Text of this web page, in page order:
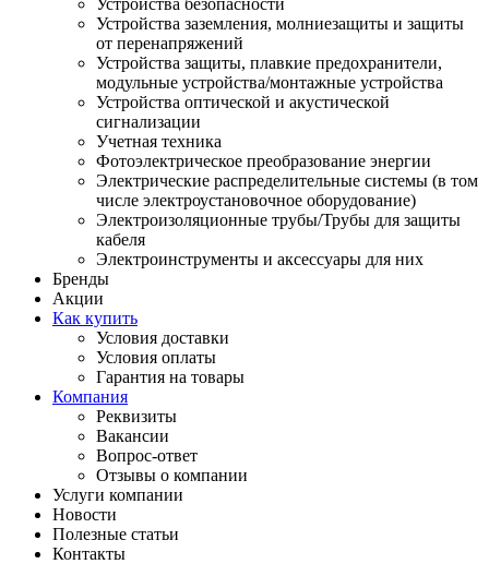
Устройства заземления, молниезащиты и защиты
от перенапряжений
Устройства защиты, плавкие предохранители,
модульные устройства/монтажные устройства
Устройства оптической и акустической
сигнализации
Учетная техника
Фотоэлектрическое преобразование энергии
Электрические распределительные системы (в том
числе электроустановочное оборудование)
Электроизоляционные трубы/Трубы для защиты
кабеля
Электроинструменты и аксессуары для них
Бренды
Акции
Как купить
Условия доставки
Условия оплаты
Гарантия на товары
Компания
Реквизиты
Вакансии
Вопрос-ответ
Отзывы о компании
Услуги компании
Новости
Полезные статьи
Контакты